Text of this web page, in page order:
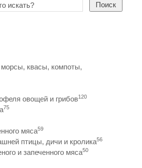
Поиск
морсы, квасы, компоты,
овощей и грибов120
75
мяса59
птицы, дичи и кролика56
и запеченного мяса50